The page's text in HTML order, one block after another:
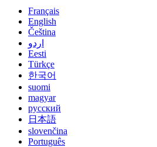
Français
English
Čeština
اردو
Eesti
Türkçe
한국어
suomi
magyar
русский
日本語
slovenčina
Português